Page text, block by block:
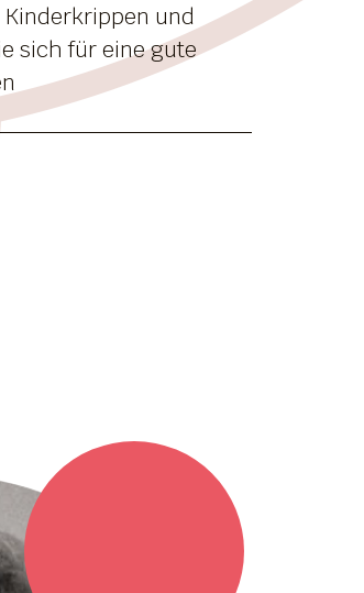
Kinderkrippen und
sich für eine gute